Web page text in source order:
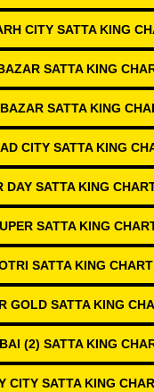
CITY SATTA KING
SATTA KING
SATTA KING
CITY SATTA KING
DAY SATTA KING
SATTA KING
SATTA KING
GOLD SATTA KING
(2) SATTA KING
CITY SATTA KING